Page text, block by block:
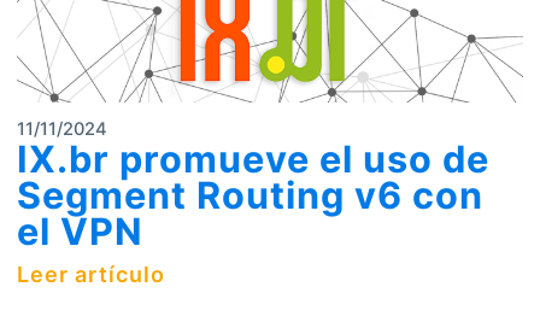
11/11/2024
IX.br promueve el uso de
Segment Routing v6 con
el VPN
Leer artículo